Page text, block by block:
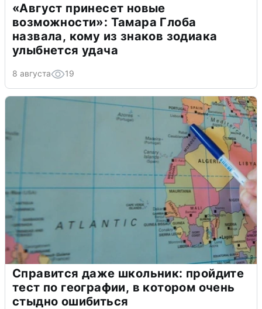
«Август принесет новые
возможности»: Тамара Глоба
назвала, кому из знаков зодиака
улыбнется удача
8 августа 19
Справится даже школьник: пройдите
тест по географии, в котором очень
стыдно ошибиться